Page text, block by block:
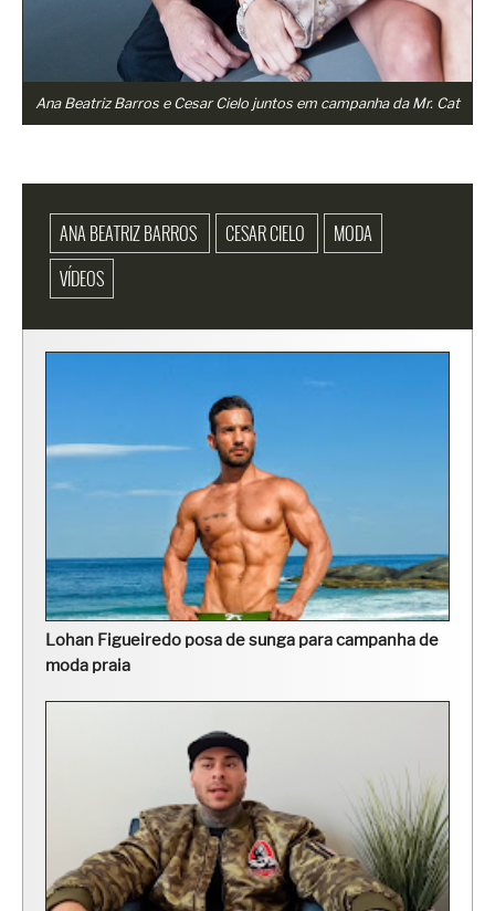
Ana Beatriz Barros e Cesar Cielo juntos em campanha da Mr. Cat
ANA BEATRIZ BARROS CESAR CIELO
MODA
VÍDEOS
Lohan Figueiredo posa de sunga para campanha de
moda praia